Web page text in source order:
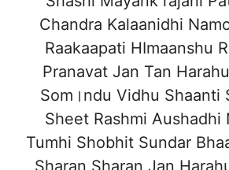
Chandra Kalaanidhi
Raakaapati HImaanshu
Pranavat Jan Tan
Som।ndu Vidhu Shaanti
Sheet Rashmi Aushadhi
Tumhi Shobhit Sundar
Sharan Sharan Jan